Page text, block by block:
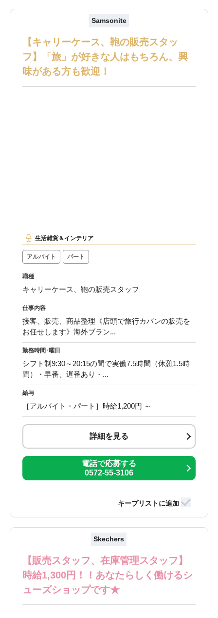
Samsonite
【キャリーケース、鞄の販売スタッ
フ】「旅」が好きな人はもちろん、興
味がある方も歓迎！
生活雑貨＆インテリア
アルバイト パート
職種
キャリーケース、鞄の販売スタッフ
仕事内容
接客、販売、商品整理《店頭で旅行カバンの販売を
お任せします》海外ブラン...
勤務時間･曜日
シフト制9:30～20:15の間で実働7.5時間（休憩1.5時
間）・早番、遅番あり・...
給与
［アルバイト・パート］時給1,200円 ～
詳細を見る
電話で応募する
0572-55-3106
Skechers
【販売スタッフ、在庫管理スタッフ】
時給1,300円！！あなたらしく働けるシ
ューズショップです★